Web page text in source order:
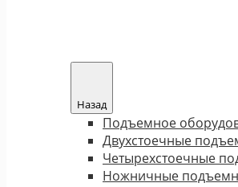
Назад
Подъемное
Двухстоечные
Четырехстоечные
Ножничные